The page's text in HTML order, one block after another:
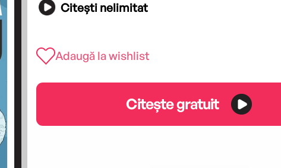
Citești nelimitat
Adaugă la wishlist
Citește gratuit